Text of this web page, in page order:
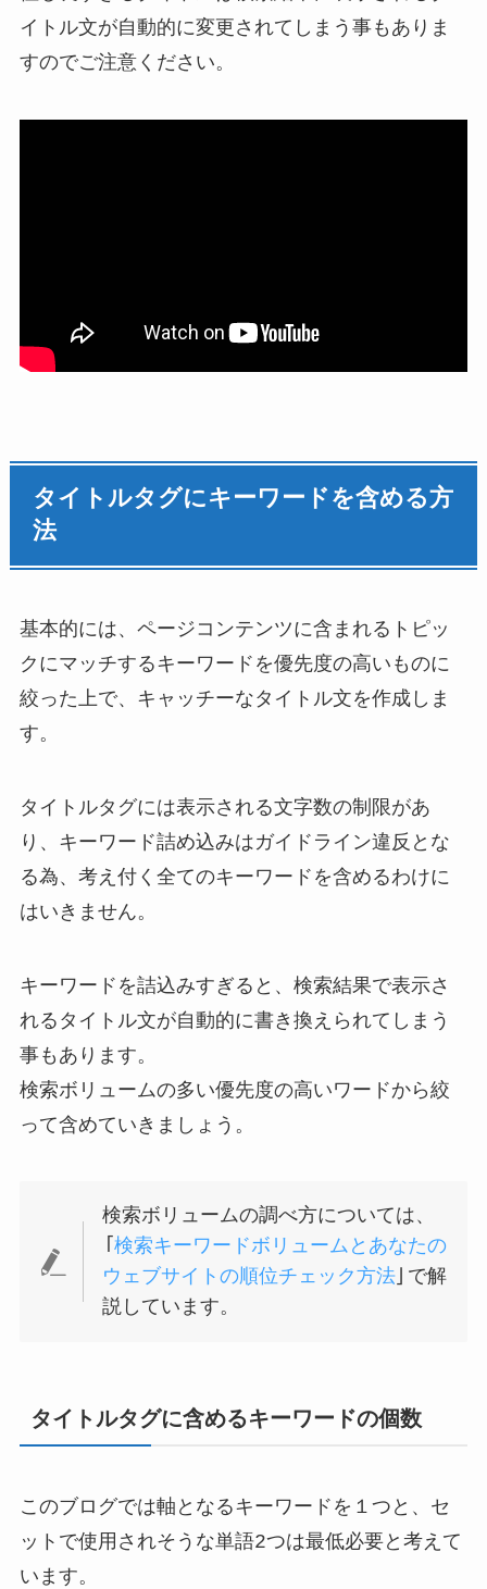
イトル文が自動的に変更されてしまう事もありま
すのでご注意ください。
タイトルタグにキーワードを含める方
法
基本的には、ページコンテンツに含まれるトピッ
クにマッチするキーワードを優先度の高いものに
絞った上で、キャッチーなタイトル文を作成しま
す。
タイトルタグには表示される文字数の制限があ
り、キーワード詰め込みはガイドライン違反とな
る為、考え付く全てのキーワードを含めるわけに
はいきません。
キーワードを詰込みすぎると、検索結果で表示さ
れるタイトル文が自動的に書き換えられてしまう
事もあります。
検索ボリュームの多い優先度の高いワードから絞
って含めていきましょう。
検索ボリュームの調べ方については、
「検索キーワードボリュームとあなたの
ウェブサイトの順位チェック方法 」で解
説しています。
タイトルタグに含めるキーワードの個数
このブログでは軸となるキーワードを１つと、セ
ットで使用されそうな単語2つは最低必要と考えて
います。